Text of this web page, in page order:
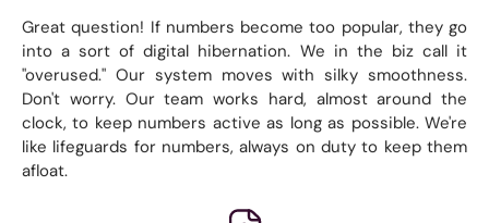
Great question! If numbers become too popular, they go
into a sort of digital hibernation. We in the biz call it
"overused." Our system moves with silky smoothness.
Don't worry. Our team works hard, almost around the
clock, to keep numbers active as long as possible. We're
like lifeguards for numbers, always on duty to keep them
afloat.